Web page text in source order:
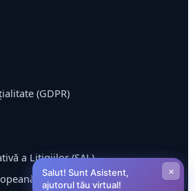
(GDPR)
a Litigiilor (SAL)
ODR
Salut! Sunt Asistent,
ajutorul tău virtual!
×